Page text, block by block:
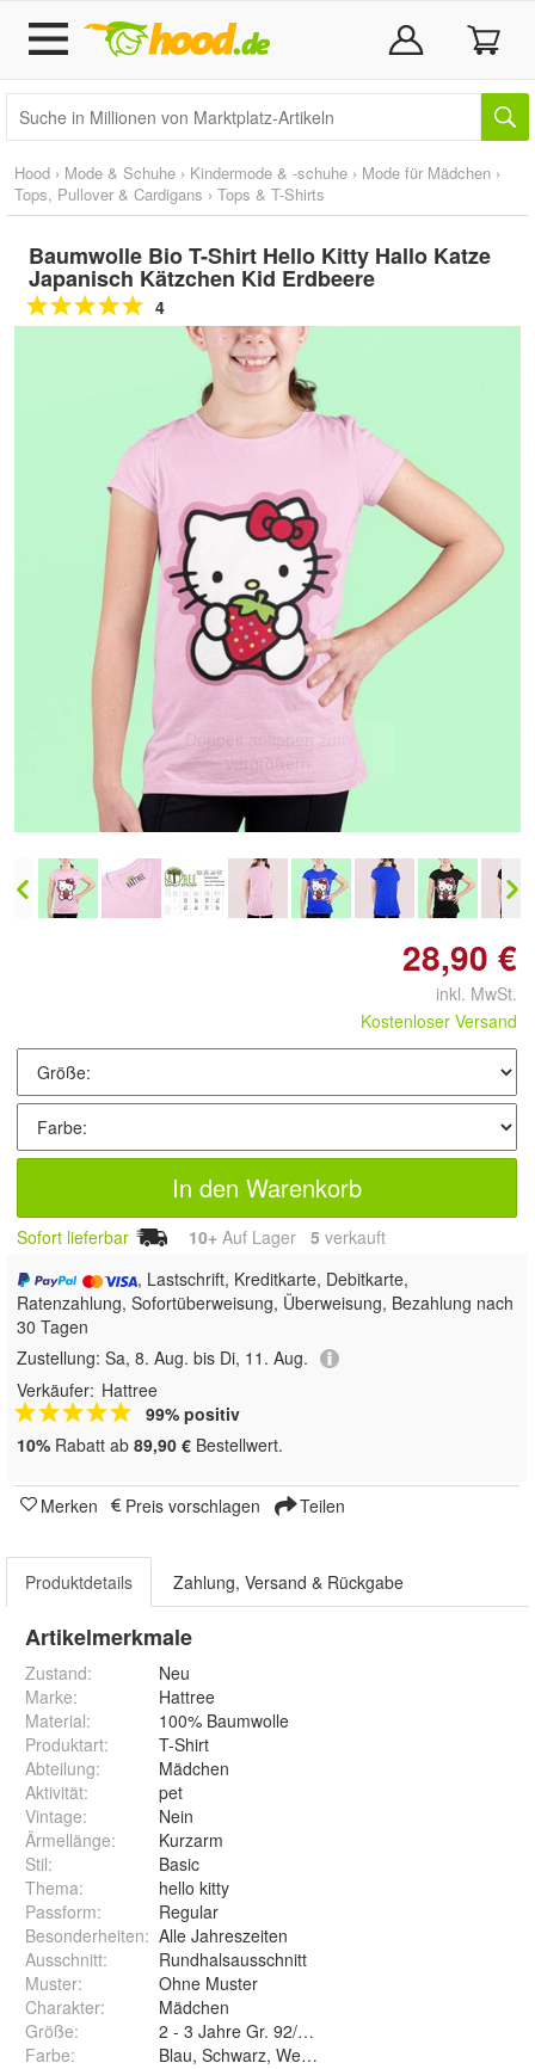
Hood › Mode & Schuhe › Kindermode & -schuhe › Mode für Mädchen ›
Tops, Pullover & Cardigans › Tops & T-Shirts
Baumwolle Bio T-Shirt Hello Kitty Hallo Katze
Japanisch Kätzchen Kid Erdbeere
4
Doppelt antippen zum
vergrößern
28,90 €
inkl. MwSt.
Kostenloser Versand
In den Warenkorb
Sofort lieferbar 10+ Auf Lager 5 verkauft
, Lastschrift, Kreditkarte, Debitkarte,
Ratenzahlung, Sofortüberweisung, Überweisung, Bezahlung nach
30 Tagen
Zustellung: Sa, 8. Aug. bis Di, 11. Aug.
Verkäufer: Hattree
99% positiv
10% Rabatt ab 89,90 € Bestellwert.
Merken Preis vorschlagen Teilen
Produktdetails Zahlung, Versand & Rückgabe
Artikelmerkmale
Zustand:
Neu
Marke:
Hattree
Material:
100% Baumwolle
Produktart:
T-Shirt
Abteilung:
Mädchen
Aktivität:
pet
Vintage:
Nein
Ärmellänge:
Kurzarm
Stil:
Basic
Thema:
hello kitty
Passform:
Regular
Besonderheiten: Alle Jahreszeiten
Ausschnitt:
Rundhalsausschnitt
Muster:
Ohne Muster
Charakter:
Mädchen
Größe:
Farbe: